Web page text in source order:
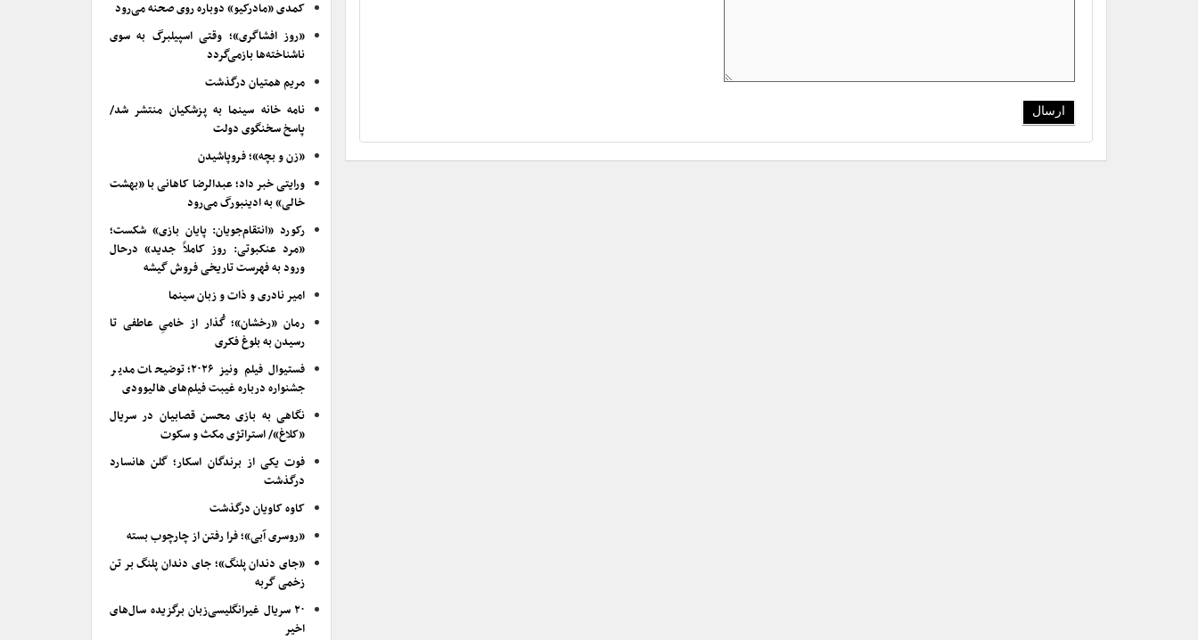
کمدی «مادرکیو» دوباره روی صحنه می‌رود
«روز افشاگری»؛ وقتی اسپیلبرگ به سوی
ناشناخته‌ها بازمی‌گردد
مریم همتیان درگذشت
نامه خانه سینما به پزشکیان منتشر شد/
پاسخ سخنگوی دولت
«زن و بچه»؛ فروپاشیدن
ورایتی خبر داد؛ عبدالرضا کاهانی با «بهشت
خالی» به ادینبورگ می‌رود
رکورد «انتقام‌جویان: پایان بازی» شکست؛
«مرد عنکبوتی: روز کاملاً جدید» درحال
ورود به فهرست تاریخی فروش گیشه
امیر نادری و ذات و زبان سینما
رمان «رخشان»؛ گُذار از خامیِ عاطفی تا
رسیدن به بلوغ فکری
فستیوال فیلم ونیز ۲۰۲۶؛ توضیحات مدیر
جشنواره درباره غیبت فیلم‌های هالیوودی
نگاهی به بازی محسن قصابیان در سریال
«کلاغ»/ استراتژی مکث و سکوت
فوت یکی از برندگان اسکار؛ گلن هانسارد
درگذشت
کاوه کاویان درگذشت
«روسری آبی»؛ فرا رفتن از چارچوب بسته
«جای دندان پلنگ»؛ جای دندان پلنگ بر تن
زخمی گربه
۲۰ سریال غیرانگلیسی‌زبان برگزیده سال‌های
اخیر